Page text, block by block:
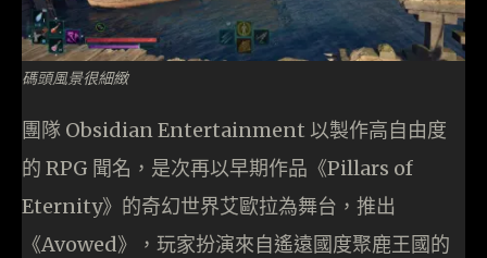
碼頭風景很細緻
團隊 Obsidian Entertainment 以製作高自由度
的 RPG 聞名，是次再以早期作品《Pillars of
Eternity》的奇幻世界艾歐拉為舞台，推出
《Avowed》，玩家扮演來自遙遠國度聚鹿王國的